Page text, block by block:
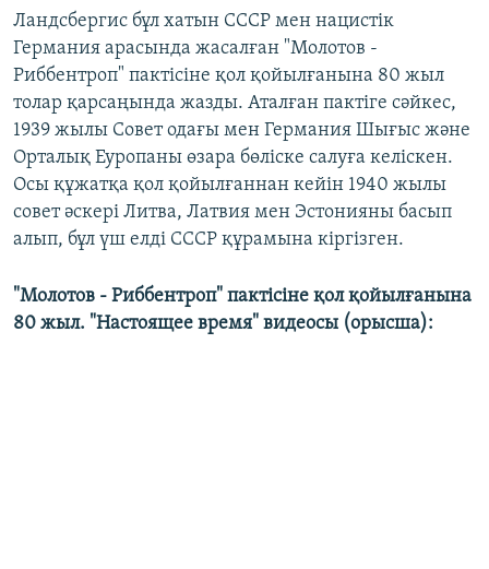
Ландсбергис бұл хатын СССР мен нацистік
Германия арасында жасалған "Молотов -
Риббентроп" пактісіне қол қойылғанына 80 жыл
толар қарсаңында жазды. Аталған пактіге сәйкес,
1939 жылы Совет одағы мен Германия Шығыс және
Орталық Еуропаны өзара бөліске салуға келіскен.
Осы құжатқа қол қойылғаннан кейін 1940 жылы
совет әскері Литва, Латвия мен Эстонияны басып
алып, бұл үш елді СССР құрамына кіргізген.
"Молотов - Риббентроп" пактісіне қол қойылғанына
80 жыл. "Настоящее время" видеосы (орысша):